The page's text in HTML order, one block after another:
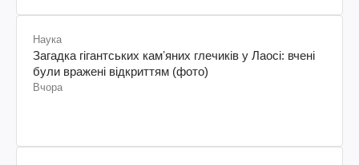
Наука
Загадка гігантських камʼяних глечиків у Лаосі: вчені
були вражені відкриттям (фото)
Вчора